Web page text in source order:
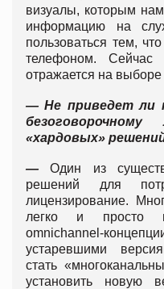
визуалы, которым
информацию на
пользоваться тем,
телефоном.
отражается на выборе
— Не приведет ли
«хардовых»
—Один из
решений для
лицензирование.
легко и просто
omnichannel-
устаревшими
стать
установить новую